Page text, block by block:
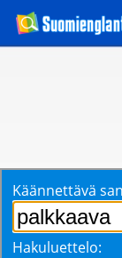
Käännettävä
Hakuluettelo: